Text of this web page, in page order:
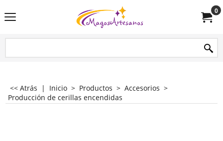
0
<< Atrás | Inicio > Productos > Accesorios >
Producción de cerillas encendidas